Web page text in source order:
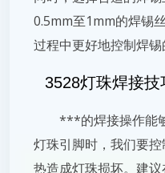
0.5mm至1mm的焊锡
过程中更好地控制焊锡
3528灯珠焊接
***的焊接操作能
灯珠引脚时，我们要
热造成灯珠损坏。建